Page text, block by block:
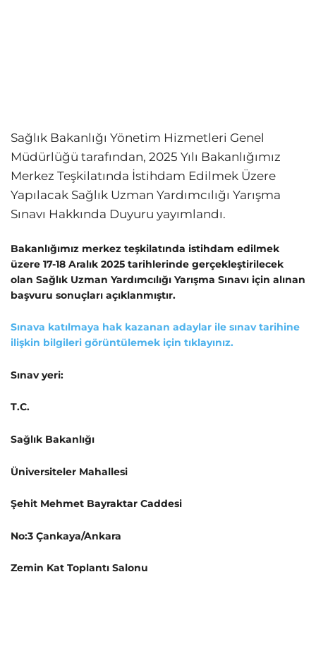
Sağlık Bakanlığı Yönetim Hizmetleri Genel
Müdürlüğü tarafından, 2025 Yılı Bakanlığımız
Merkez Teşkilatında İstihdam Edilmek Üzere
Yapılacak Sağlık Uzman Yardımcılığı Yarışma
Sınavı Hakkında Duyuru yayımlandı.
Bakanlığımız merkez teşkilatında istihdam edilmek
üzere 17-18 Aralık 2025 tarihlerinde gerçekleştirilecek
olan Sağlık Uzman Yardımcılığı Yarışma Sınavı için alınan
başvuru sonuçları açıklanmıştır.
Sınava katılmaya hak kazanan adaylar ile sınav tarihine
ilişkin bilgileri görüntülemek için tıklayınız.
Sınav yeri:
T.C.
Sağlık Bakanlığı
Üniversiteler Mahallesi
Şehit Mehmet Bayraktar Caddesi
No:3 Çankaya/Ankara
Zemin Kat Toplantı Salonu